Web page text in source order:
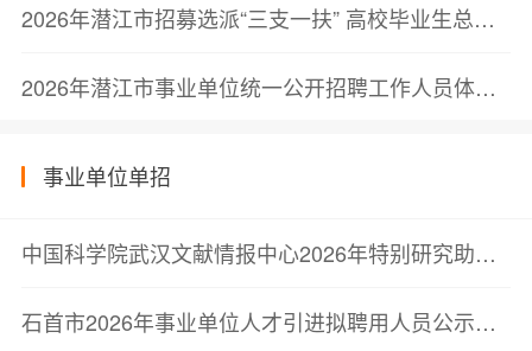
2026年潜江市招募选派“三支一扶” 高校毕业生总成绩发布
2026年潜江市事业单位统一公开招聘工作人员体检通知
事业单位单招
中国科学院武汉文献情报中心2026年特别研究助理招聘启事
石首市2026年事业单位人才引进拟聘用人员公示公告(二)